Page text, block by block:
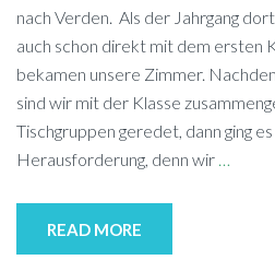
nach Verden. Als der Jahr­gang
auch schon di­rekt mit dem ers­ten
be­ka­men un­se­re Zim­mer.
sind wir mit der Klas­se
Tisch­grup­pen ge­re­det, dann ging
Her­aus­for­de­rung, denn wir …
READ MORE